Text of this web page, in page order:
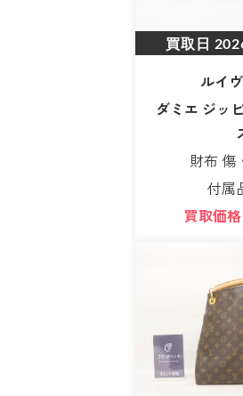
買取日
ルイ
ダミエ ジッ
財布 傷
付属
買取価格